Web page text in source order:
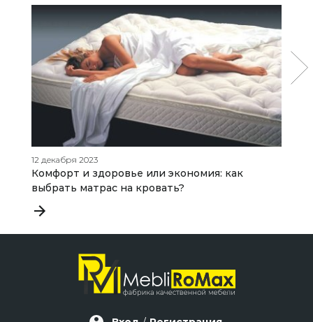
12 декабря 2023
Комфорт и здоровье или экономия: как
выбрать матрас на кровать?